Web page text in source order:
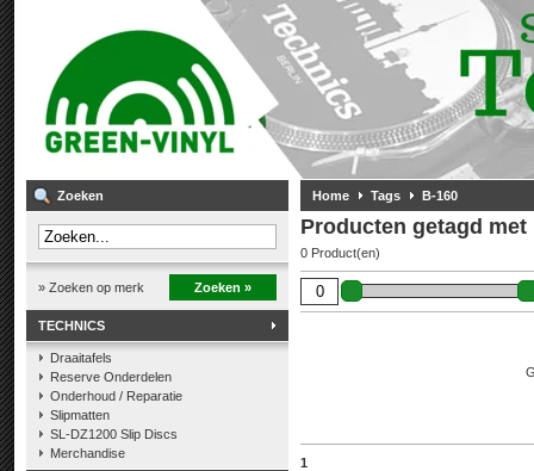
Zoeken
» Zoeken op merk Zoeken »
TECHNICS
Draaitafels
Reserve Onderdelen
Onderhoud / Reparatie
Slipmatten
SL-DZ1200 Slip Discs
Merchandise
Home Tags B-160
Producten getagd met
0 Product(en)
1